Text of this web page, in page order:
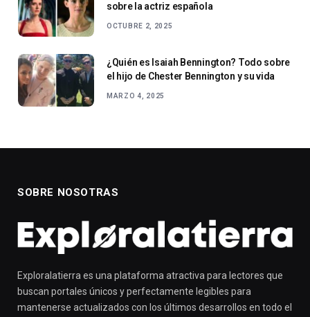
sobre la actriz española
OCTUBRE 2, 2025
¿Quién es Isaiah Bennington? Todo sobre
el hijo de Chester Bennington y su vida
MARZO 4, 2025
SOBRE NOSOTRAS
Exploralatierra es una plataforma atractiva para lectores que
buscan portales únicos y perfectamente legibles para
mantenerse actualizados con los últimos desarrollos en todo el